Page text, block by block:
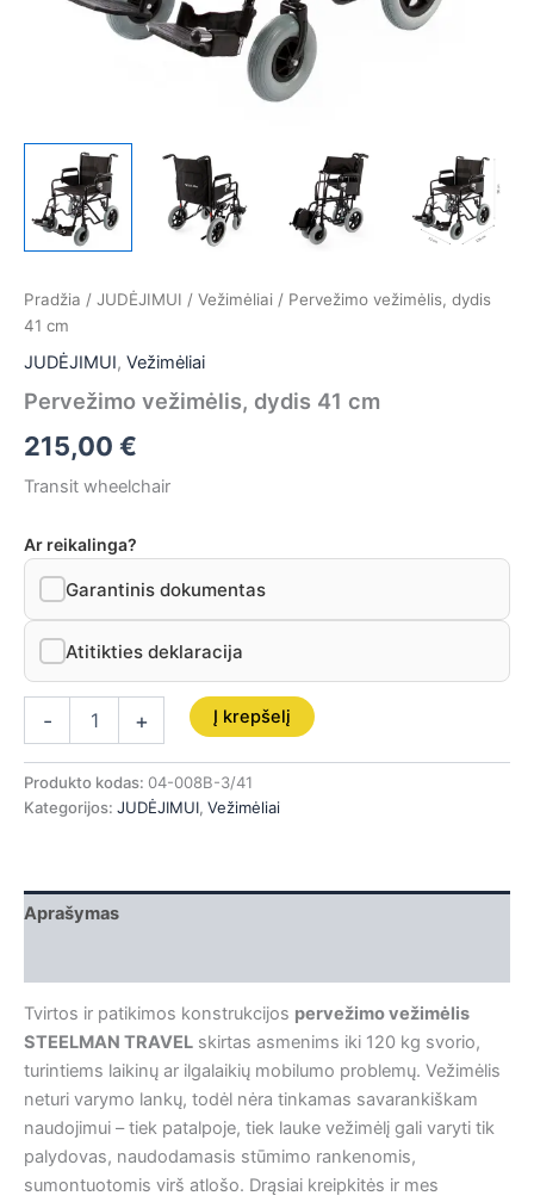
Pradžia / JUDĖJIMUI / Vežimėliai / Pervežimo vežimėlis, dydis
41 cm
JUDĖJIMUI, Vežimėliai
Pervežimo vežimėlis, dydis 41 cm
215,00 €
Transit wheelchair
Ar reikalinga?
Garantinis dokumentas
Atitikties deklaracija
- + Į krepšelį
Produkto kodas: 04-008B-3/41
Kategorijos: JUDĖJIMUI, Vežimėliai
Aprašymas
Tvirtos ir patikimos konstrukcijos pervežimo vežimėlis
STEELMAN TRAVEL skirtas asmenims iki 120 kg svorio,
turintiems laikinų ar ilgalaikių mobilumo problemų. Vežimėlis
neturi varymo lankų, todėl nėra tinkamas savarankiškam
naudojimui – tiek patalpoje, tiek lauke vežimėlį gali varyti tik
palydovas, naudodamasis stūmimo rankenomis,
sumontuotomis virš atlošo. Drąsiai kreipkitės ir mes